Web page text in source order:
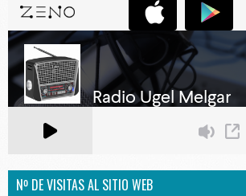
Nº DE VISITAS AL SITIO WEB